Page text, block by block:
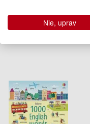
Nie, uprav